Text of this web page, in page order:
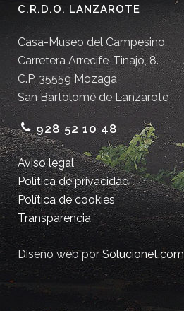
C.R.D.O. LANZAROTE
Casa-Museo del Campesino.
Carretera Arrecife-Tinajo, 8.
C.P. 35559 Mozaga
San Bartolomé de Lanzarote
928 52 10 48
Aviso legal
Política de privacidad
Política de cookies
Transparencia
Diseño web porSolucionet.com